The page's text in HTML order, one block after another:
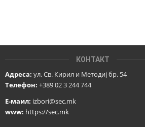
КОНТАКТ
Адреса: ул. Св. Кирил и Методиј бр. 54
Телефон: +389 02 3 244 744
Е-маил: izbori@sec.mk
www: https://sec.mk